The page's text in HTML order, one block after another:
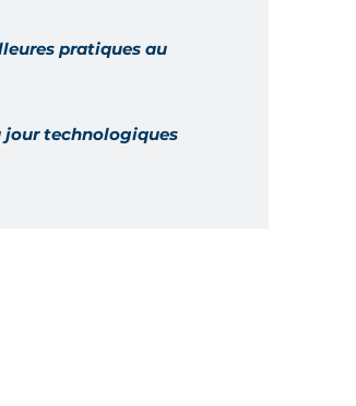
pratiques au
technologiques